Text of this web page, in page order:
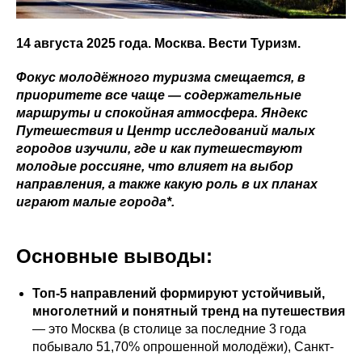
14 августа 2025 года. Москва. Вести Туризм.
Фокус молодёжного туризма смещается, в
приоритете все чаще — содержательные
маршруты и спокойная атмосфера. Яндекс
Путешествия и Центр исследований малых
городов изучили, где и как путешествуют
молодые россияне, что влияет на выбор
направления, а также какую роль в их планах
играют малые города*.
Основные выводы:
Топ-5 направлений формируют устойчивый,
многолетний и понятный тренд на путешествия
— это Москва (в столице за последние 3 года
побывало 51,70% опрошенной молодёжи), Санкт-